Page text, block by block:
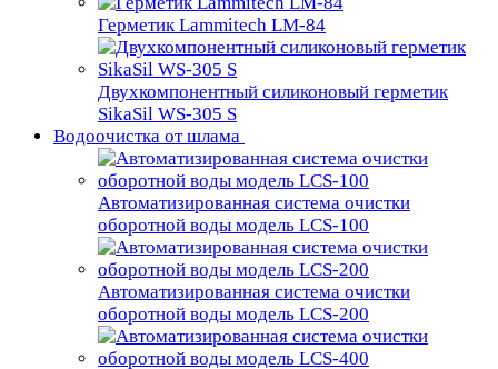
Герметик Lammitech LM-84
Двухкомпонентный силиконовый герметик
SikaSil WS-305 S
Водоочистка от шлама
Автоматизированная система очистки
оборотной воды модель LCS-100
Автоматизированная система очистки
оборотной воды модель LCS-200